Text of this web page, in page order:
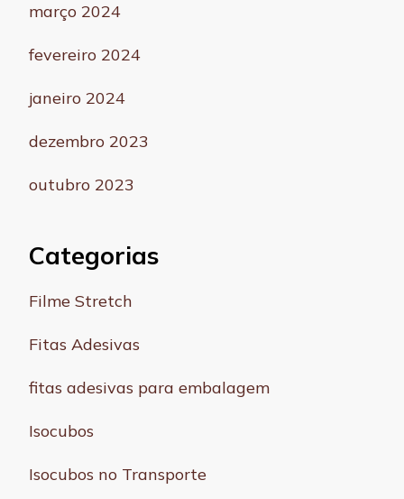
março 2024
fevereiro 2024
janeiro 2024
dezembro 2023
outubro 2023
Categorias
Filme Stretch
Fitas Adesivas
fitas adesivas para embalagem
Isocubos
Isocubos no Transporte